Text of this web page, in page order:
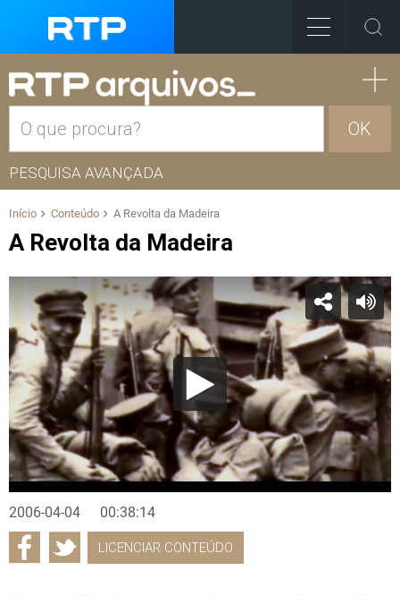
OK
PESQUISA AVANÇADA
Início Conteúdo A Revolta da Madeira
A Revolta da Madeira
2006-04-04 00:38:14
LICENCIAR CONTEÚDO